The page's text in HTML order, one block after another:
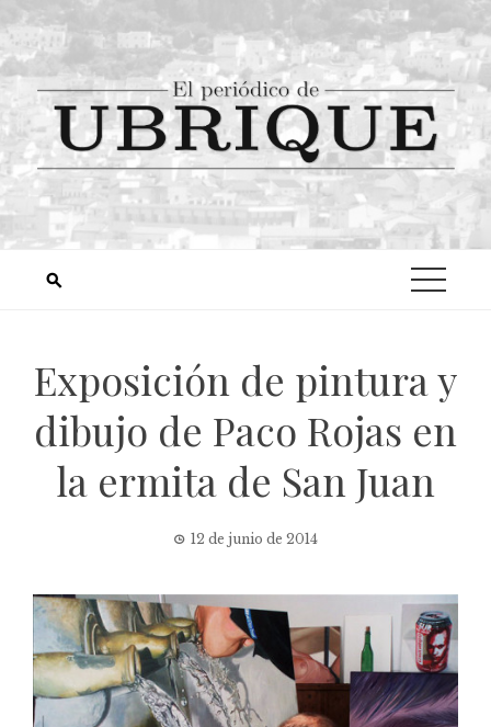
Exposición de pintura y
dibujo de Paco Rojas en
la ermita de San Juan
12 de junio de 2014